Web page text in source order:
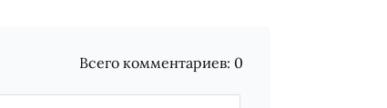
Всего комментариев: 0